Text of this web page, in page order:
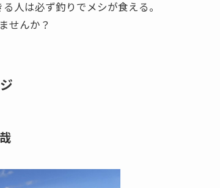
人は必ず釣りでメシが食える。
せんか？